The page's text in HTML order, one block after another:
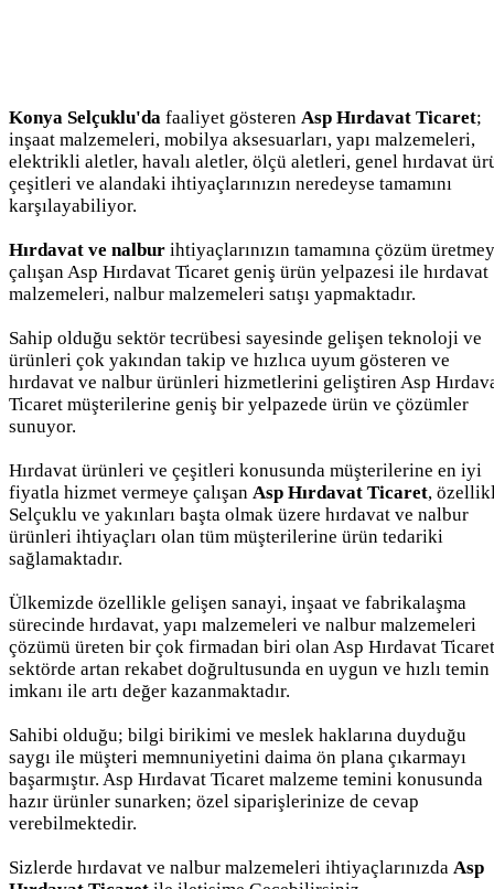
Konya Selçuklu'da faaliyet gösteren Asp Hırdavat Ticaret;
inşaat malzemeleri, mobilya aksesuarları, yapı malzemeleri,
elektrikli aletler, havalı aletler, ölçü aletleri, genel hırdavat
çeşitleri ve alandaki ihtiyaçlarınızın neredeyse tamamını
karşılayabiliyor.
Hırdavat ve nalbur ihtiyaçlarınızın tamamına çözüm
çalışan Asp Hırdavat Ticaret geniş ürün yelpazesi ile hırdavat
malzemeleri, nalbur malzemeleri satışı yapmaktadır.
Sahip olduğu sektör tecrübesi sayesinde gelişen teknoloji ve
ürünleri çok yakından takip ve hızlıca uyum gösteren ve
hırdavat ve nalbur ürünleri hizmetlerini geliştiren Asp
Ticaret müşterilerine geniş bir yelpazede ürün ve çözümler
sunuyor.
Hırdavat ürünleri ve çeşitleri konusunda müşterilerine en iyi
fiyatla hizmet vermeye çalışan Asp Hırdavat Ticaret,
Selçuklu ve yakınları başta olmak üzere hırdavat ve nalbur
ürünleri ihtiyaçları olan tüm müşterilerine ürün tedariki
sağlamaktadır.
Ülkemizde özellikle gelişen sanayi, inşaat ve fabrikalaşma
sürecinde hırdavat, yapı malzemeleri ve nalbur malzemeleri
çözümü üreten bir çok firmadan biri olan Asp Hırdavat Ticaret
sektörde artan rekabet doğrultusunda en uygun ve hızlı temin
imkanı ile artı değer kazanmaktadır.
Sahibi olduğu; bilgi birikimi ve meslek haklarına duyduğu
saygı ile müşteri memnuniyetini daima ön plana çıkarmayı
başarmıştır. Asp Hırdavat Ticaret malzeme temini konusunda
hazır ürünler sunarken; özel siparişlerinize de cevap
verebilmektedir.
Sizlerde hırdavat ve nalbur malzemeleri ihtiyaçlarınızda Asp